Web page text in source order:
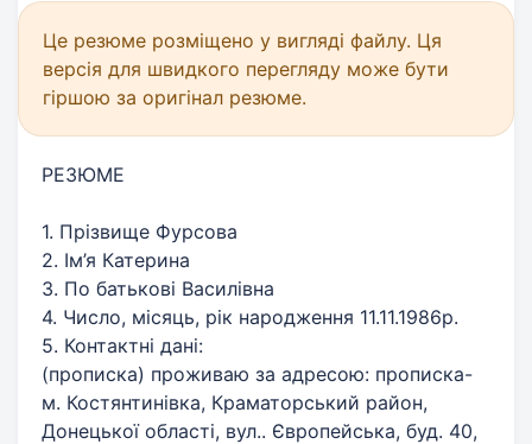
Це резюме розміщено у вигляді файлу. Ця
версія для швидкого перегляду може бути
гіршою за оригінал резюме.
РЕЗЮМЕ
1. Прізвище Фурсова
2. Ім’я Катерина
3. По батькові Василівна
4. Число, місяць, рік народження 11.11.1986р.
5. Контактні дані:
(прописка) проживаю за адресою: прописка-
м. Костянтинівка, Краматорський район,
Донецької області, вул.. Європейська, буд. 40,